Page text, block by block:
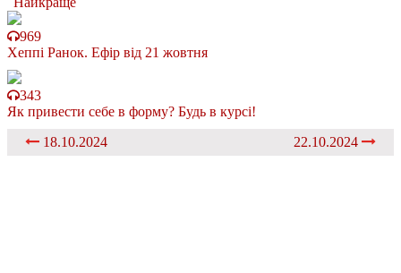
969
Хеппі Ранок. Ефір від 21 жовтня
343
Як привести себе в форму? Будь в курсі!
18.10.2024
22.10.2024